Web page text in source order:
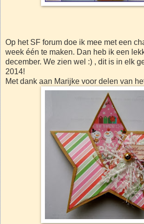
Op het SF forum doe ik mee met een
week één te maken. Dan heb ik een
december. We zien wel :) , dit is in elk
2014!
Met dank aan Marijke voor delen van